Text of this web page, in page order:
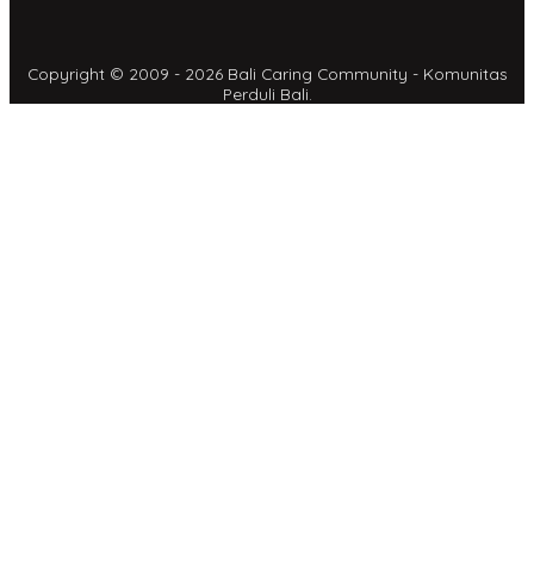
Copyright © 2009 - 2026 Bali Caring Community - Komunitas
Perduli Bali.